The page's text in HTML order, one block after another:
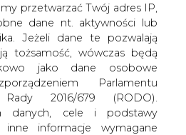
przetwarzać Twój adres IP,
dane nt. aktywności lub
Jeżeli dane te pozwalają
tożsamość, wówczas będą
jako dane osobowe
Parlamentu
2016/679 (RODO).
danych, cele i podstawy
inne informacje wymagane